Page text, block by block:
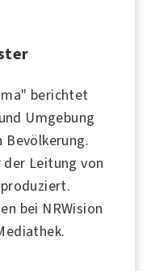
berichtet
Umgebung
Bevölkerung.
der Leitung von
bei NRWision